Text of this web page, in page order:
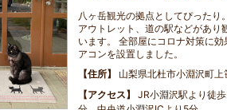
八ヶ岳観光の拠点としてぴったり
アウトレット、道の駅などがあり
います。 全部屋にコロナ対策に
アコンを設置しました。
住所
山梨県北杜市小淵沢町
アクセス
JR小淵沢駅より徒